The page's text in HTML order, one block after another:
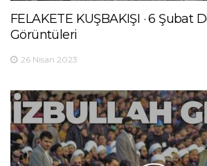
FELAKETE KUŞBAKIŞI · 6 Şubat
Görüntüleri
26 Nisan 2023